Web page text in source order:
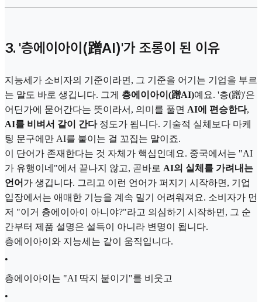
3. '층에이아이(蹭AI)'가 조롱이 된 이유
지능세가 소비자의 기준이라면, 그 기준을 어기는 기업을 부르
는 말도 바로 생깁니다. 그게 층에이아이(蹭AI)예요. '층(蹭)'은
어딘가에 묻어간다는 뜻이라서, 의미를 풀면 AI에 편승한다,
AI를 비벼서 같이 간다정도가 됩니다. 기술적 실체보다 마케
팅 문구에만 AI를 붙이는 걸 꼬집는 말이죠.
이 단어가 존재한다는 것 자체가 핵심인데요. 중국에서는 "AI
가 유행이네"에서 끝나지 않고, 곧바로 AI의 실체를 가려내는
언어 가 생깁니다. 그리고 이런 언어가 퍼지기 시작하면, 기업
입장에서는 애매한 기능을 계속 밀기 어려워져요. 소비자가 먼
저 "이거 층에이아이 아니야?"라고 의심하기 시작하면, 그 순
간부터 제품 설명은 설득이 아니라 변명이 됩니다.
층에이아이와 지능세는 같이 움직입니다.
•
층에이아이는 "AI 딱지 붙이기"를 비웃고
•